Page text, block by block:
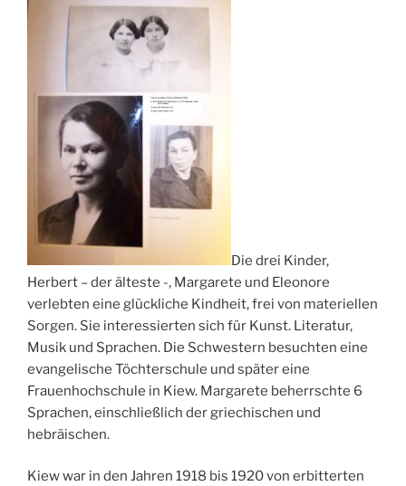
Die drei Kinder,
Herbert – der älteste -, Margarete und Eleonore
verlebten eine glückliche Kindheit, frei von materiellen
Sorgen. Sie interessierten sich für Kunst. Literatur,
Musik und Sprachen. Die Schwestern besuchten eine
evangelische Töchterschule und später eine
Frauenhochschule in Kiew. Margarete beherrschte 6
Sprachen, einschließlich der griechischen und
hebräischen.
Kiew war in den Jahren 1918 bis 1920 von erbitterten